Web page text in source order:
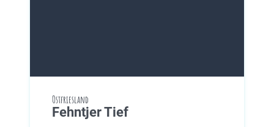
Ostfriesland
Fehntjer Tief